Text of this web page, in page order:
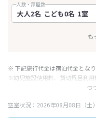
人数・部屋数
も
つ
※ 下記旅行代金は宿泊代金となり
※幼児施設使用料、貸切風呂利
み表記となりますが、消費税増
※表示されている旅行代金・プラ
終確認画面でご確認ください。
空室状況：2026年08月08日（土